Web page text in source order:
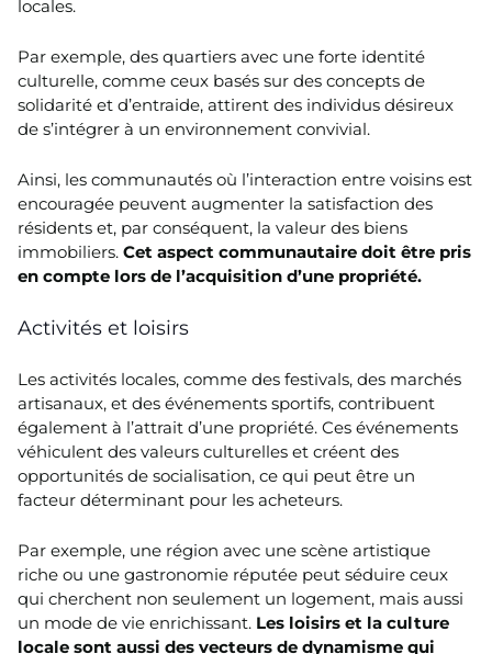
locales.
Par exemple, des quartiers avec une forte identité
culturelle, comme ceux basés sur des concepts de
solidarité et d’entraide, attirent des individus désireux
de s’intégrer à un environnement convivial.
Ainsi, les communautés où l’interaction entre voisins est
encouragée peuvent augmenter la satisfaction des
résidents et, par conséquent, la valeur des biens
immobiliers. Cet aspect communautaire doit être pris
en compte lors de l’acquisition d’une propriété.
Activités et loisirs
Les activités locales, comme des festivals, des marchés
artisanaux, et des événements sportifs, contribuent
également à l’attrait d’une propriété. Ces événements
véhiculent des valeurs culturelles et créent des
opportunités de socialisation, ce qui peut être un
facteur déterminant pour les acheteurs.
Par exemple, une région avec une scène artistique
riche ou une gastronomie réputée peut séduire ceux
qui cherchent non seulement un logement, mais aussi
un mode de vie enrichissant. Les loisirs et la culture
locale sont aussi des vecteurs de dynamisme qui